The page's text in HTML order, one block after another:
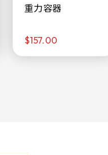
重力容器
$157.00